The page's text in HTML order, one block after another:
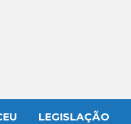
LEGISLAÇÃO